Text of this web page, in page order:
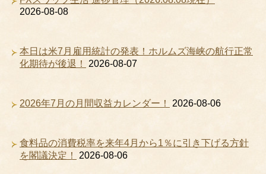
2026-08-08
本日は米7月雇用統計の発表！ホルムズ海峡の航行正常
化期待が後退！
2026-08-07
2026年7月の月間収益カレンダー！ 2026-08-06
食料品の消費税率を来年4月から1％に引き下げる方針
を閣議決定！
2026-08-06